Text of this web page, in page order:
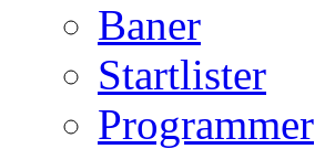
Baner
Startlister
Programmer